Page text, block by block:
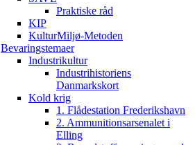
Praktiske råd
KIP
KulturMiljø-Metoden
Bevaringstemaer
Industrikultur
Industrihistoriens
Danmarkskort
Kold krig
1. Flådestation Frederikshavn
2. Ammunitionsarsenalet i
Elling